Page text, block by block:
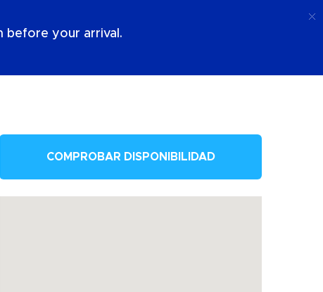
before your arrival.
COMPROBAR DISPONIBILIDAD